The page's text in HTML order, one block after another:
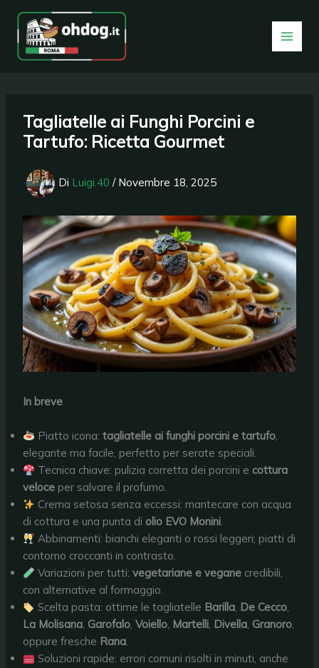
contenuto
Tagliatelle ai Funghi Porcini e
Tartufo: Ricetta Gourmet
Di Luigi.40/ Novembre 18, 2025
In breve
Piatto icona:tagliatelle ai funghi porcini e tartufo,
elegante ma facile, perfetto per serate speciali.
Tecnica chiave: pulizia corretta dei porcini e cottura
veloce per salvare il profumo.
Crema setosa senza eccessi: mantecare con acqua
di cottura e una punta di olio EVO Monini.
Abbinamenti: bianchi eleganti o rossi leggeri; piatti di
contorno croccanti in contrasto.
Variazioni per tutti:vegetariane e vegane credibili,
con alternative al formaggio.
Scelta pasta: ottime le tagliatelle Barilla, De Cecco,
La Molisana, Garofalo,Voiello, Martelli, Divella, Granoro,
oppure fresche Rana.
Soluzioni rapide: errori comuni risolti in minuti, anche